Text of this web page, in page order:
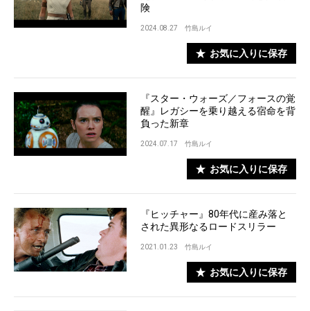
険
2024.08.27 竹島ルイ
お気に入りに保存
『スター・ウォーズ／フォースの覚
醒』レガシーを乗り越える宿命を背
負った新章
2024.07.17 竹島ルイ
お気に入りに保存
『ヒッチャー』80年代に産み落と
された異形なるロードスリラー
2021.01.23 竹島ルイ
お気に入りに保存